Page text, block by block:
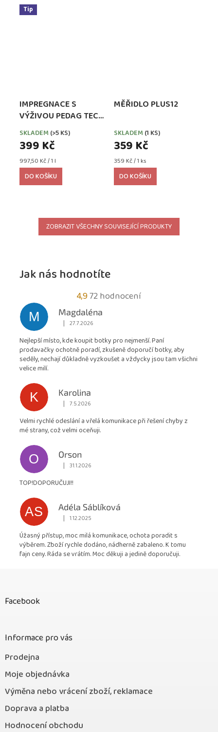
Tip
IMPREGNACE S
VÝŽIVOU PEDAG TECH
WATERPROOFER,
EXTRA SILNÁ
SKLADEM (>5 KS)
399 Kč
Měrná
cena:
997,50 Kč / 1 l
DO KOŠÍKU
MĚŘIDLO PLUS12
SKLADEM (1 KS)
359 Kč
Měrná
cena:
359 Kč / 1 ks
DO KOŠÍKU
ZOBRAZIT VŠECHNY SOUVISEJÍCÍ PRODUKTY
Jak nás hodnotíte
4,9Průměrné
hodnocení
obchodu
4,9
z
72 hodnocení
M
Magdaléna
Hodnocení obchodu je 5 z 5 hvězdiček.
| 27.7.2026
Nejlepší místo, kde koupit botky pro nejmenší. Paní
prodavačky ochotně poradí, zkušeně doporučí botky, aby
seděly, nechají důkladně vyzkoušet a vždycky jsou tam všichni
velice milí.
K
Karolina
Hodnocení obchodu je 5 z 5 hvězdiček.
| 7.5.2026
Velmi rychlé odeslání a vřelá komunikace při řešení chyby z
mé strany, což velmi oceňuji.
O
Orson
Hodnocení obchodu je 5 z 5 hvězdiček.
| 31.1.2026
TOP!DOPORUČUJI!!
AS
Adéla Sáblíková
Hodnocení obchodu je 5 z 5 hvězdiček.
| 1.12.2025
Úžasný přístup, moc milá komunikace, ochota poradit s
výběrem. Zboží rychle dodáno, nádherně zabaleno. K tomu
fajn ceny. Ráda se vrátím. Moc děkuji a jedině doporučuji.
Facebook
Informace pro vás
Prodejna
Moje objednávka
Výměna nebo vrácení zboží, reklamace
Doprava a platba
Hodnocení obchodu